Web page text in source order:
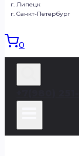
г. Липецк
г. Санкт-Петербург
0